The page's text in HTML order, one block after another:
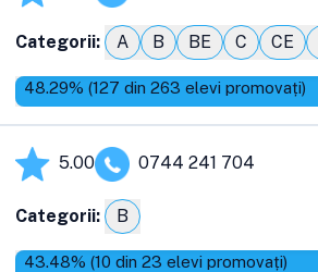
Categorii: A B BE C CE
48.29% (127 din 263 elevi promovați)
5.00 0744 241 704
Categorii: B
43.48% (10 din 23 elevi promovați)